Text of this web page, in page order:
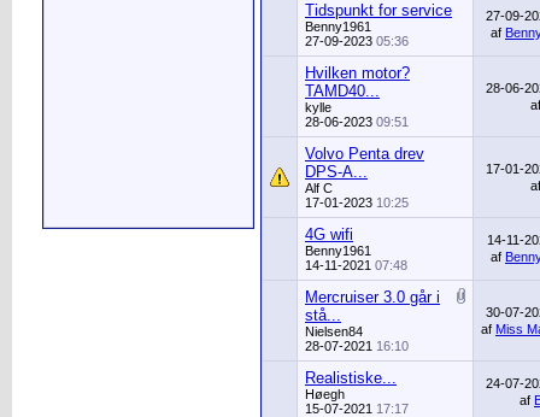
Tidspunkt for service
Benny1961
27-09-2023 05:36
27-09-
af
Hvilken motor?
TAMD40...
kylle
28-06-2023 09:51
28-06-
Volvo Penta drev
DPS-A...
Alf C
17-01-2023 10:25
17-01-
4G wifi
Benny1961
14-11-2021 07:48
14-11-
af
Mercruiser 3.0 går i
stå...
Nielsen84
28-07-2021 16:10
30-07-
af Miss
Realistiske...
Høegh
15-07-2021 17:17
24-07-
af